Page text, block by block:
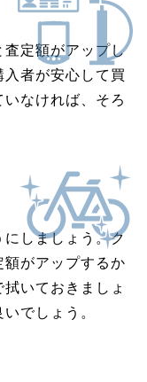
査定額がアップし
者が安心して買
なければ、そろ
しましょう。ク
額がアップするか
いておきましょ
でしょう。